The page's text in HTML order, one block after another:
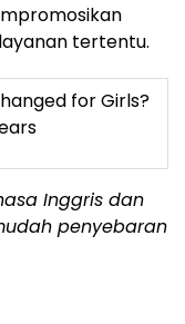
tertentu.
for Girls?
Inggris dan
penyebaran